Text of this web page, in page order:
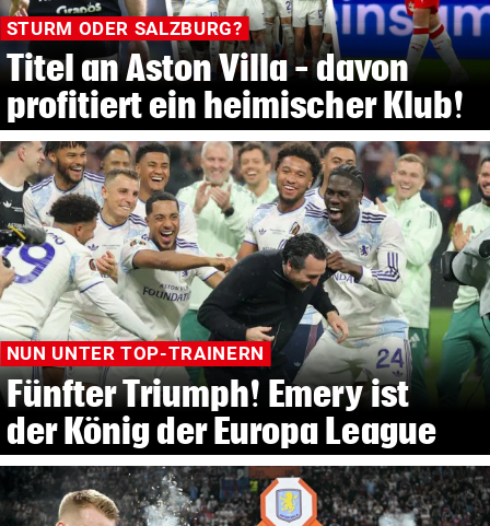
STURM ODER SALZBURG?
Titel an Aston Villa – davon
profitiert ein heimischer Klub!
NUN UNTER TOP-TRAINERN
Fünfter Triumph! Emery ist
der König der Europa League